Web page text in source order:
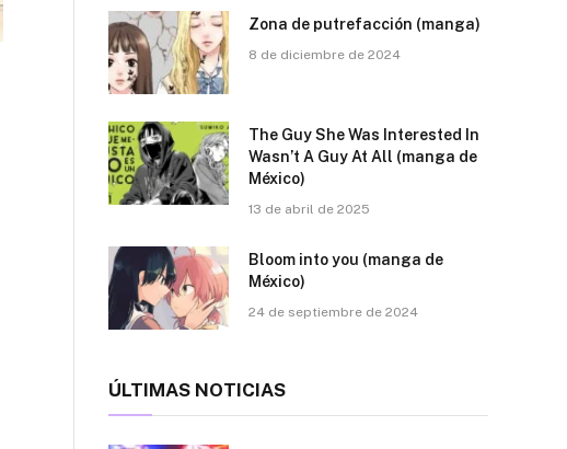
Zona de putrefacción (manga)
8 de diciembre de 2024
The Guy She Was Interested In
Wasn’t A Guy At All (manga de
México)
13 de abril de 2025
Bloom into you (manga de
México)
24 de septiembre de 2024
ÚLTIMAS NOTICIAS